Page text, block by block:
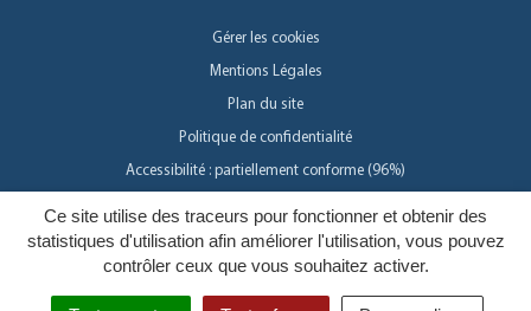
Ce site utilise des traceurs pour fonctionner et obtenir des
statistiques d'utilisation afin améliorer l'utilisation, vous pouvez
contrôler ceux que vous souhaitez activer.
Gérer les cookies
Mentions Légales
Plan du site
Politique de confidentialité
Accessibilité : partiellement conforme (96%)
Inovagora